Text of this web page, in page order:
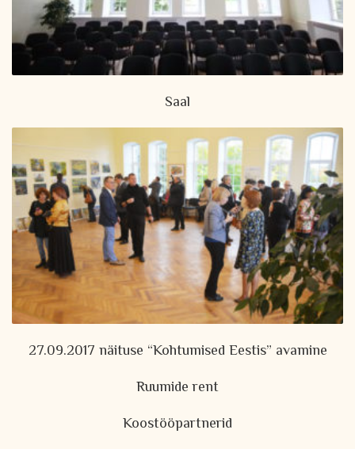
Saal
27.09.2017 näituse “Kohtumised Eestis” avamine
Ruumide rent
Koostööpartnerid